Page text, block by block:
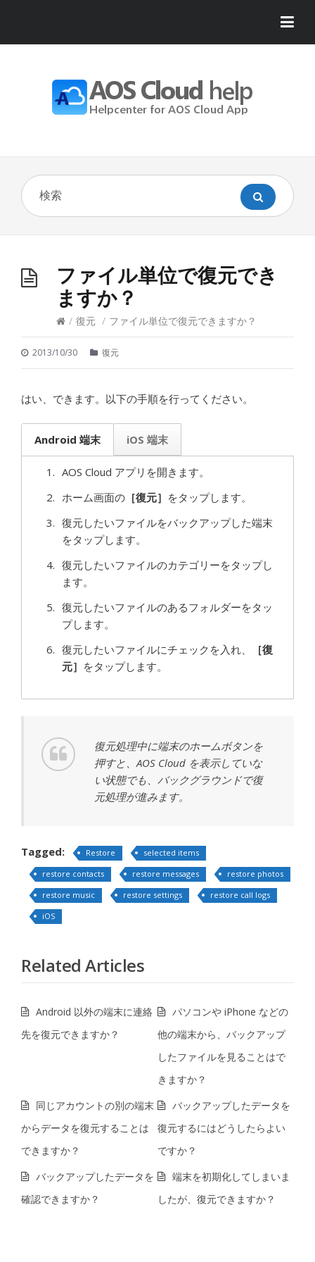
ファイル単位で復元でき
ますか？
/ 復元 / ファイル単位で復元できますか？
2013/10/30 復元
はい、できます。以下の手順を行ってください。
Android 端末 iOS 端末
AOS Cloud アプリを開きます。
ホーム画面の ［復元］ をタップします。
復元したいファイルをバックアップした端末
をタップします。
復元したいファイルのカテゴリーをタップし
ます。
復元したいファイルのあるフォルダーをタッ
プします。
復元したいファイルにチェックを入れ、
［復
元］ をタップします。
復元処理中に端末のホームボタンを
押すと、AOS Cloud を表示していな
い状態でも、バックグラウンドで復
元処理が進みます。
Tagged: Restore
selected items
restore contacts
restore messages
restore photos
restore music
restore settings
restore call logs
iOS
Related Articles
Android 以外の端末に連絡
先を復元できますか？
パソコンや iPhone などの
他の端末から、バックアップ
したファイルを見ることはで
きますか？
同じアカウントの別の端末
からデータを復元することは
できますか？
バックアップしたデータを
復元するにはどうしたらよい
ですか？
バックアップしたデータを
確認できますか？
端末を初期化してしまいま
したが、復元できますか？